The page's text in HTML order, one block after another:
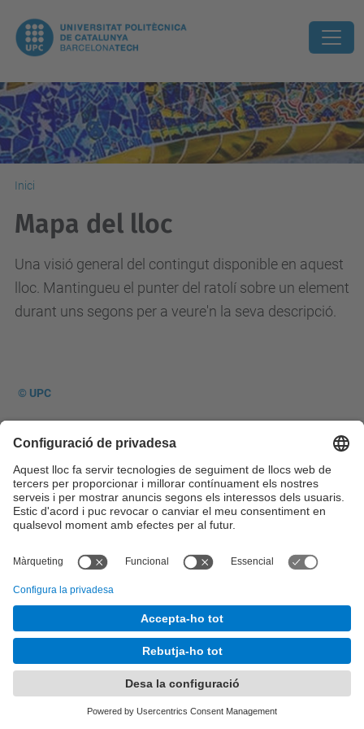
Inici
Mapa del lloc
Una visió general del contingut disponible en aquest
lloc. Mantingueu el punter del ratolí sobre un element
durant uns segons per a veure'n la seva descripció.
© UPC
Desenvolupat amb
Mapa del lloc
Accessibilitat
Avís legal
Configuració de privadesa